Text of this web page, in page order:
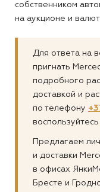
собственником
на аукционе и
Для ответа на
пригнать
подробного
доставкой и
по телефону
Предлагаем
и доставки
в офисах
Бресте и